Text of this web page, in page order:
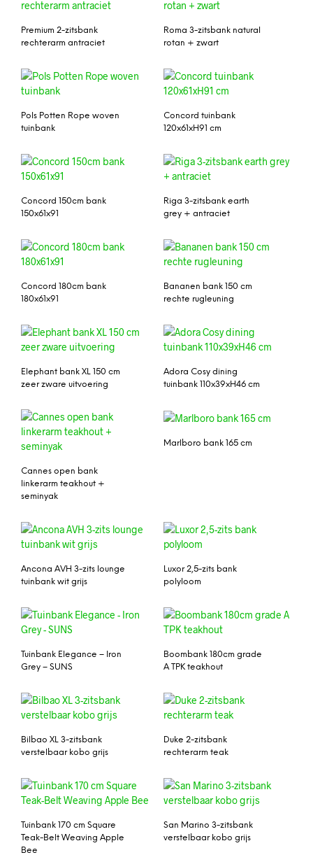
Premium 2-zitsbank
rechterarm antraciet
Roma 3-zitsbank natural
rotan + zwart
Pols Potten Rope woven
tuinbank
Concord tuinbank
120x61xH91 cm
Concord 150cm bank
150x61x91
Riga 3-zitsbank earth
grey + antraciet
Concord 180cm bank
180x61x91
Bananen bank 150 cm
rechte rugleuning
Elephant bank XL 150 cm
zeer zware uitvoering
Adora Cosy dining
tuinbank 110x39xH46 cm
Cannes open bank
linkerarm teakhout +
seminyak
Marlboro bank 165 cm
Ancona AVH 3-zits lounge
tuinbank wit grijs
Luxor 2,5-zits bank
polyloom
Tuinbank Elegance – Iron
Grey – SUNS
Boombank 180cm grade
A TPK teakhout
Bilbao XL 3-zitsbank
verstelbaar kobo grijs
Duke 2-zitsbank
rechterarm teak
Tuinbank 170 cm Square
Teak-Belt Weaving Apple
Bee
San Marino 3-zitsbank
verstelbaar kobo grijs